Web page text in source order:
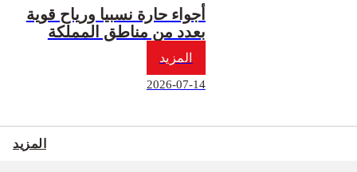
أجواء حارة نسبيا ورياح قوية
بعدد من مناطق المملكة
المزيد
2026-07-14
المزيد